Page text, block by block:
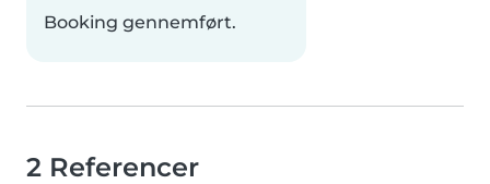
Booking gennemført.
2 Referencer